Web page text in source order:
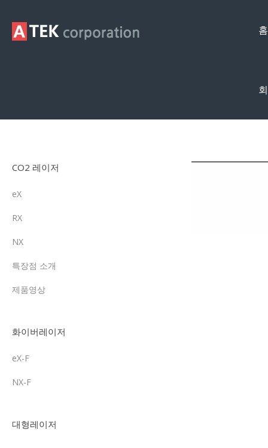
홈
CO2 레이저
eX
RX
NX
특장점 소개
제품영상
화이버레이저
eX-F
NX-F
대형레이저